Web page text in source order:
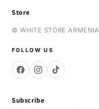
Store
© WHITE STORE ARMENIA
FOLLOW US
Subscribe